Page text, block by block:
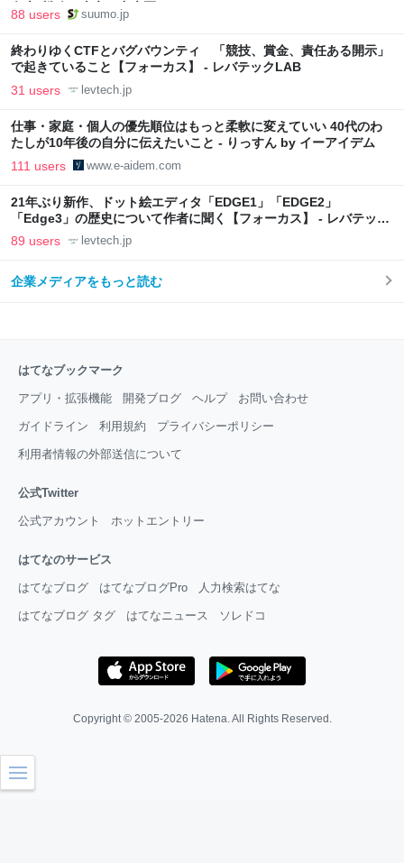
向上”戦略 東京・中央区
88 users suumo.jp
終わりゆくCTFとバグバウンティ 「競技、賞金、責任ある開示」
で起きていること【フォーカス】 - レバテックLAB
31 users levtech.jp
仕事・家庭・個人の優先順位はもっと柔軟に変えていい 40代のわ
たしが10年後の自分に伝えたいこと - りっすん by イーアイデム
111 users www.e-aidem.com
21年ぶり新作、ドット絵エディタ「EDGE1」「EDGE2」
「Edge3」の歴史について作者に聞く【フォーカス】 - レバテック
LAB
89 users levtech.jp
企業メディアをもっと読む
はてなブックマーク
アプリ・拡張機能 開発ブログ ヘルプ お問い合わせ
ガイドライン 利用規約 プライバシーポリシー
利用者情報の外部送信について
公式Twitter
公式アカウント ホットエントリー
はてなのサービス
はてなブログ はてなブログPro 人力検索はてな
はてなブログ タグ はてなニュース ソレドコ
Copyright © 2005-2026 Hatena. All Rights Reserved.